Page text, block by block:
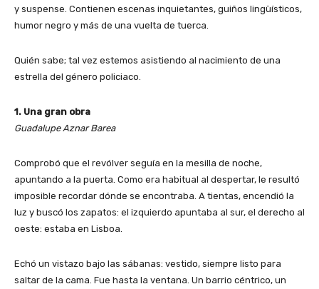
y suspense. Contienen escenas inquietantes, guiños lingüísticos,
humor negro y más de una vuelta de tuerca.
Quién sabe; tal vez estemos asistiendo al nacimiento de una
estrella del género policiaco.
1. Una gran obra
Guadalupe Aznar Barea
Comprobó que el revólver seguía en la mesilla de noche,
apuntando a la puerta. Como era habitual al despertar, le resultó
imposible recordar dónde se encontraba. A tientas, encendió la
luz y buscó los zapatos: el izquierdo apuntaba al sur, el derecho al
oeste: estaba en Lisboa.
Echó un vistazo bajo las sábanas: vestido, siempre listo para
saltar de la cama. Fue hasta la ventana. Un barrio céntrico, un